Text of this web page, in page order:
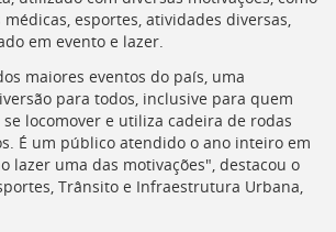
esportes, atividades diversas,
em evento e lazer.
maiores eventos do país, uma
para todos, inclusive para quem
locomover e utiliza cadeira de rodas
É um público atendido o ano inteiro em
lazer uma das motivações", destacou o
Trânsito e Infraestrutura Urbana,